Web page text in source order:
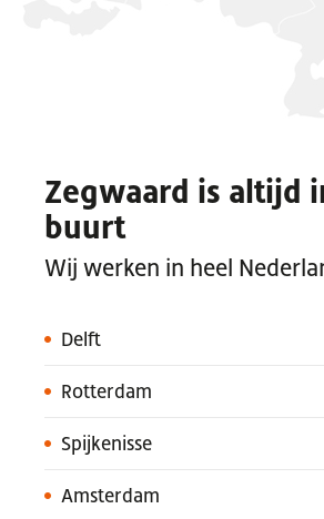
Zegwaard is altijd
buurt
Wij werken in heel
Delft
Rotterdam
Spijkenisse
Amsterdam